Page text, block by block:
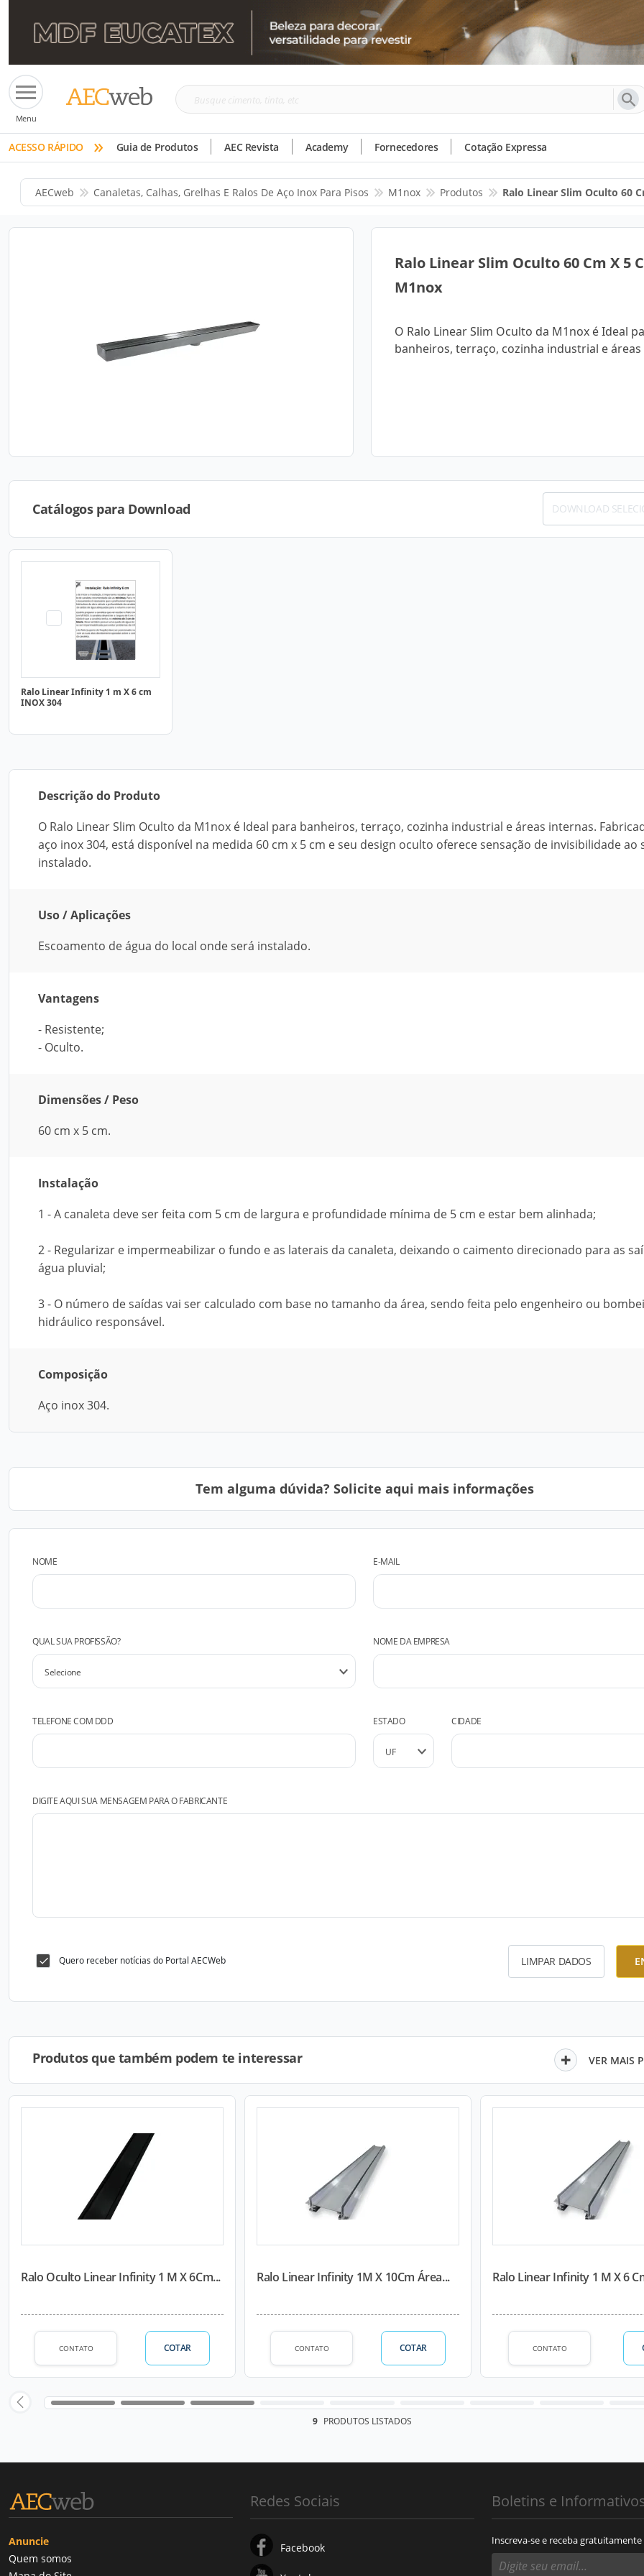
Menu
Busque
tinta,
etc
ACESSO RÁPIDO » Guia de Produtos AEC Revista Academy Fornecedores Cotação Expressa
AECweb Canaletas, Calhas, Grelhas E Ralos De Aço Inox Para Pisos M1nox Produtos Ralo Linear Slim Oculto 60
Ralo Linear Slim Oculto 60 Cm X 5
M1nox
O Ralo Linear Slim Oculto da M1nox é Ideal
banheiros, terraço, cozinha industrial e
Catálogos para Download DOWNLOAD
Ralo Linear Infinity 1 m X 6 cm
INOX 304
Descrição do Produto
O Ralo Linear Slim Oculto da M1nox é Ideal para banheiros, terraço, cozinha industrial e áreas internas.
aço inox 304, está disponível na medida 60 cm x 5 cm e seu design oculto oferece sensação de invisibilidade ao
instalado.
Uso / Aplicações
Escoamento de água do local onde será instalado.
Vantagens
- Resistente;
- Oculto.
Dimensões / Peso
60 cm x 5 cm.
Instalação
1 - A canaleta deve ser feita com 5 cm de largura e profundidade mínima de 5 cm e estar bem alinhada;
2 - Regularizar e impermeabilizar o fundo e as laterais da canaleta, deixando o caimento direcionado para as
água pluvial;
3 - O número de saídas vai ser calculado com base no tamanho da área, sendo feita pelo engenheiro ou
hidráulico responsável.
Composição
Aço inox 304.
Tem alguma dúvida? Solicite aqui mais informações
NOME E-MAIL
QUAL SUA PROFISSÃO? NOME DA EMPRESA
TELEFONE COM DDD ESTADO CIDADE
DIGITE AQUI SUA MENSAGEM PARA O FABRICANTE
Quero receber notícias do Portal AECWeb LIMPAR DADOS
Produtos que também podem te interessar VER MAIS
Ralo Oculto Linear Infinity 1 M X 6Cm...
CONTATO COTAR
Ralo Linear Infinity 1M X 10Cm Área...
CONTATO COTAR
Ralo Linear Infinity 1 M X 6
CONTATO
9 PRODUTOS LISTADOS
Anuncie
Quem somos
Redes Sociais
Facebook
Boletins e
Inscreva-se e receba gratuitamente